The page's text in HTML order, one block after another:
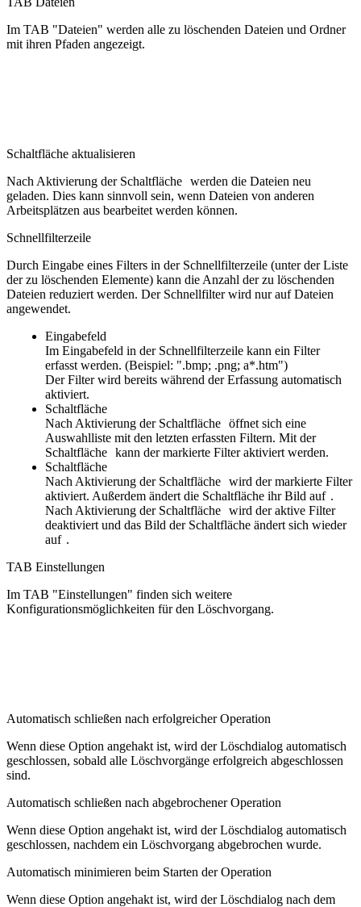
Im TAB "Dateien" werden alle zu löschenden Dateien und Ordner
mit ihren Pfaden angezeigt.
Schaltfläche aktualisieren
Nach Aktivierung der Schaltfläche werden die Dateien neu
geladen. Dies kann sinnvoll sein, wenn Dateien von anderen
Arbeitsplätzen aus bearbeitet werden können.
Schnellfilterzeile
Durch Eingabe eines Filters in der Schnellfilterzeile (unter der Liste
der zu löschenden Elemente) kann die Anzahl der zu löschenden
Dateien reduziert werden. Der Schnellfilter wird nur auf Dateien
angewendet.
Eingabefeld
Im Eingabefeld in der Schnellfilterzeile kann ein Filter
erfasst werden. (Beispiel: ".bmp; .png; a*.htm")
Der Filter wird bereits während der Erfassung automatisch
aktiviert.
Schaltfläche
Nach Aktivierung der Schaltfläche öffnet sich eine
Auswahlliste mit den letzten erfassten Filtern. Mit der
Schaltfläche kann der markierte Filter aktiviert werden.
Schaltfläche
Nach Aktivierung der Schaltfläche wird der markierte Filter
aktiviert. Außerdem ändert die Schaltfläche ihr Bild auf .
Nach Aktivierung der Schaltfläche wird der aktive Filter
deaktiviert und das Bild der Schaltfläche ändert sich wieder
auf .
TAB Einstellungen
Im TAB "Einstellungen" finden sich weitere
Konfigurationsmöglichkeiten für den Löschvorgang.
Automatisch schließen nach erfolgreicher Operation
Wenn diese Option angehakt ist, wird der Löschdialog automatisch
geschlossen, sobald alle Löschvorgänge erfolgreich abgeschlossen
sind.
Automatisch schließen nach abgebrochener Operation
Wenn diese Option angehakt ist, wird der Löschdialog automatisch
geschlossen, nachdem ein Löschvorgang abgebrochen wurde.
Automatisch minimieren beim Starten der Operation
Wenn diese Option angehakt ist, wird der Löschdialog nach dem